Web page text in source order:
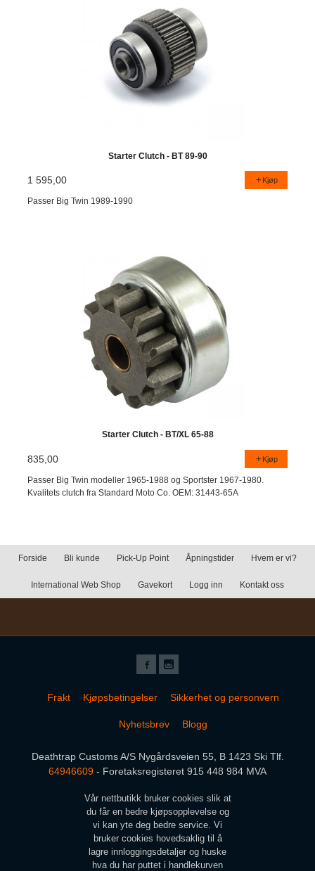
Starter Clutch - BT 89-90
1 595,00 Kjøp
Passer Big Twin 1989-1990
Starter Clutch - BT/XL 65-88
835,00 Kjøp
Passer Big Twin modeller 1965-1988 og Sportster 1967-1980.
Kvalitets clutch fra Standard Moto Co. OEM: 31443-65A
Forside Bli kunde Pick-Up Point Åpningstider Hvem er vi?
International Web Shop Gavekort Logg inn Kontakt oss
Frakt Kjøpsbetingelser Sikkerhet og personvern
Nyhetsbrev Blogg
Deathtrap Customs A/S Nygårdsveien 55, B 1423 Ski Tlf.
64946609 - Foretaksregisteret 915 448 984 MVA
Vår nettbutikk bruker cookies slik at
du får en bedre kjøpsopplevelse og
vi kan yte deg bedre service. Vi
bruker cookies hovedsaklig til å
lagre innloggingsdetaljer og huske
hva du har puttet i handlekurven